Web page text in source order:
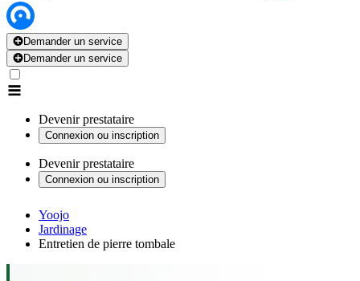
Demander un service
Demander un service
Devenir prestataire
Connexion ou inscription
Devenir prestataire
Connexion ou inscription
Yoojo
Jardinage
Entretien de pierre tombale